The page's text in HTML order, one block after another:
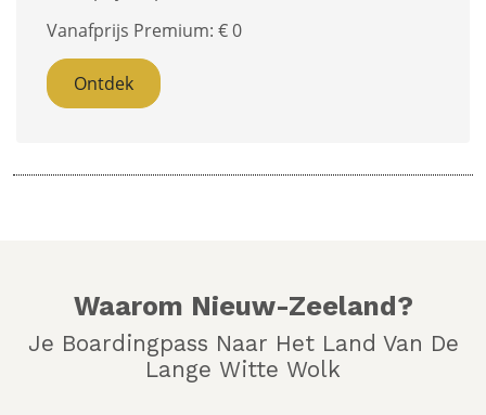
Vanafprijs Premium: €0
Ontdek
Waarom Nieuw-Zeeland?
Je Boardingpass Naar Het Land Van De
Lange Witte Wolk